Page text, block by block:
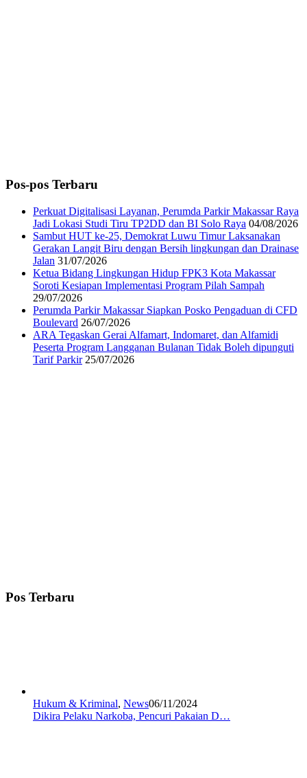
Pos-pos Terbaru
Perkuat Digitalisasi Layanan, Perumda Parkir Makassar Raya
Jadi Lokasi Studi Tiru TP2DD dan BI Solo Raya 04/08/2026
Sambut HUT ke-25, Demokrat Luwu Timur Laksanakan
Gerakan Langit Biru dengan Bersih lingkungan dan Drainase
Jalan 31/07/2026
Ketua Bidang Lingkungan Hidup FPK3 Kota Makassar
Soroti Kesiapan Implementasi Program Pilah Sampah
29/07/2026
Perumda Parkir Makassar Siapkan Posko Pengaduan di CFD
Boulevard 26/07/2026
ARA Tegaskan Gerai Alfamart, Indomaret, dan Alfamidi
Peserta Program Langganan Bulanan Tidak Boleh dipunguti
Tarif Parkir 25/07/2026
Pos Terbaru
Hukum & Kriminal, News06/11/2024
Dikira Pelaku Narkoba, Pencuri Pakaian D…